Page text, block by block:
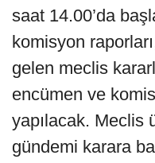
saat 14.00’da
komisyon
gelen meclis
encümen ve
yapılacak. Meclis
gündemi karara